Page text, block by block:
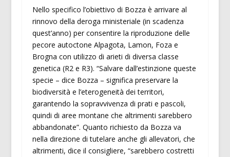
Nello specifico l’obiettivo di Bozza è arrivare al
rinnovo della deroga ministeriale (in scadenza
quest’anno) per consentire la riproduzione delle
pecore autoctone Alpagota, Lamon, Foza e
Brogna con utilizzo di arieti di diversa classe
genetica (R2 e R3). “Salvare dall’estinzione queste
specie – dice Bozza – significa preservare la
biodiversità e l’eterogeneità dei territori,
garantendo la sopravvivenza di prati e pascoli,
quindi di aree montane che altrimenti sarebbero
abbandonate”. Quanto richiesto da Bozza va
nella direzione di tutelare anche gli allevatori, che
altrimenti, dice il consigliere, “sarebbero costretti